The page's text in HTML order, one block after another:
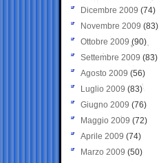
Dicembre 2009 (74)
Novembre 2009 (83)
Ottobre 2009 (90)
Settembre 2009 (83)
Agosto 2009 (56)
Luglio 2009 (83)
Giugno 2009 (76)
Maggio 2009 (72)
Aprile 2009 (74)
Marzo 2009 (50)